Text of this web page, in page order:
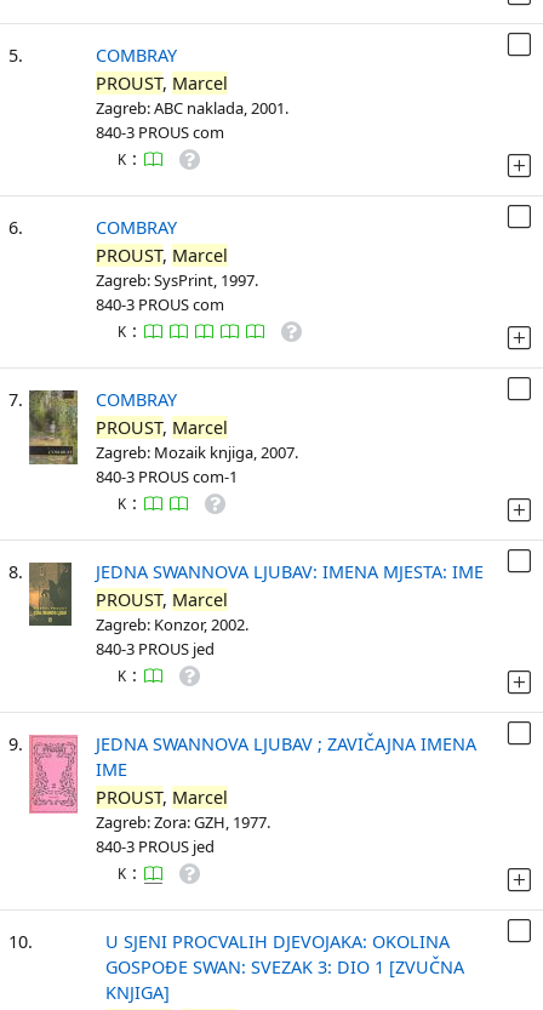
5.
COMBRAY
PROUST, Marcel
Zagreb: ABC naklada, 2001.
840-3 PROUS com
K :
6.
COMBRAY
PROUST, Marcel
Zagreb: SysPrint, 1997.
840-3 PROUS com
K :
7.
COMBRAY
PROUST, Marcel
Zagreb: Mozaik knjiga, 2007.
840-3 PROUS com-1
K :
8.
JEDNA SWANNOVA LJUBAV: IMENA MJESTA: IME
PROUST, Marcel
Zagreb: Konzor, 2002.
840-3 PROUS jed
K :
9.
JEDNA SWANNOVA LJUBAV ; ZAVIČAJNA IMENA
IME
PROUST, Marcel
Zagreb: Zora: GZH, 1977.
840-3 PROUS jed
K :
10.
U SJENI PROCVALIH DJEVOJAKA: OKOLINA
GOSPOĐE SWAN: SVEZAK 3: DIO 1 [ZVUČNA
KNJIGA]